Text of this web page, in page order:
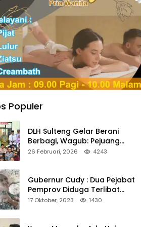
Populer
DLH Sulteng Gelar Berani
Berbagi, Wagub: Pejuang
Lingkungan Harus Jadi Teladan
26 Februari, 2026 4243
Gubernur Cudy : Dua Pejabat
Pemprov Diduga Terlibat
Asmara Terlarang Sudah di
17 Oktober, 2023 1430